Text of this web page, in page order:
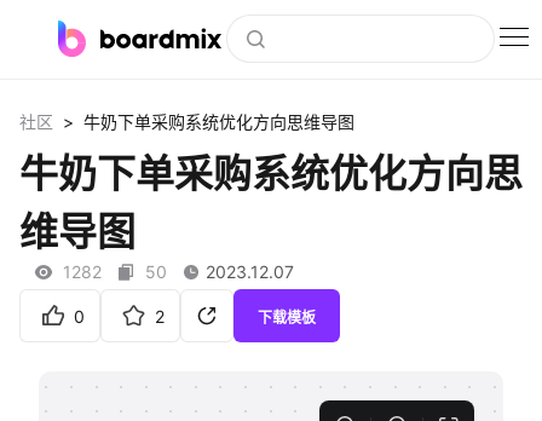
社区资源
会员
企业服务
客户案例
社区 > 牛奶下单采购系统优化方向思维导图
牛奶下单采购系统优化方向思
维导图
1282 50 2023.12.07
0 2 下载模板